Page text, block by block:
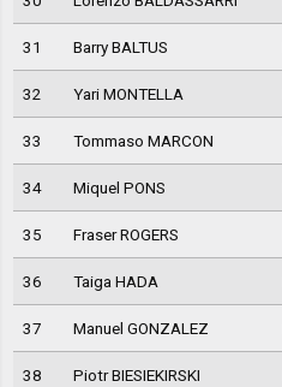
31 Barry BALTUS
32 Yari MONTELLA
33 Tommaso MARCON
34 Miquel PONS
35 Fraser ROGERS
36 Taiga HADA
37 Manuel GONZALEZ
38 Piotr BIESIEKIRSKI